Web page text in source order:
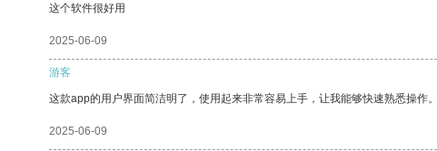
这个软件很好用
2025-06-09
游客
这款app的用户界面简洁明了，使用起来非常容易上手，让我能够快速熟悉操作
2025-06-09